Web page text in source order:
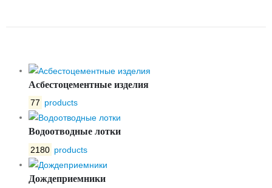
Асбестоцементные изделия
77 products
Водоотводные лотки
2180 products
Дождеприемники